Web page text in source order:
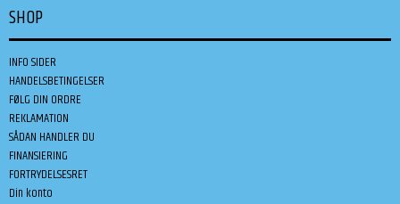
SHOP
INFO SIDER
HANDELSBETINGELSER
FØLG DIN ORDRE
REKLAMATION
SÅDAN HANDLER DU
FINANSIERING
FORTRYDELSESRET
Din konto